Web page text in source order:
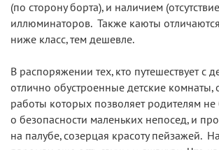
(по сторону борта), и наличием
иллюминаторов. Также каюты
ниже класс, тем дешевле.
В распоряжении тех, кто путешествует с
отлично обустроенные детские комнаты,
работы которых позволяет родителям не
о безопасности маленьких непосед, и
на палубе, созерцая красоту пейзажей.